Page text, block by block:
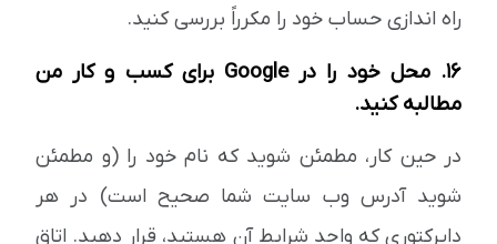
راه اندازی حساب خود را مکرراً بررسی کنید.
16. محل خود را در Google برای کسب و کار من
مطالبه کنید.
در حین کار، مطمئن شوید که نام خود را (و مطمئن
شوید آدرس وب سایت شما صحیح است) در هر
دایرکتوری که واجد شرایط آن هستید، قرار دهید. اتاق